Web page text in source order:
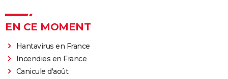
EN CE MOMENT
Hantavirus en France
Incendies en France
Canicule d'août